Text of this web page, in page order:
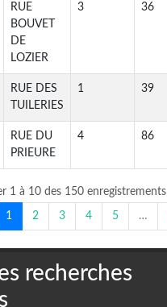
RUE
BOUVET
DE
LOZIER
3 36
RUE DES
TUILERIES
1 39
RUE DU
PRIEURE
4 86
1 à 10 des 150 enregistrements
1 2 3 4 5 …
recherches